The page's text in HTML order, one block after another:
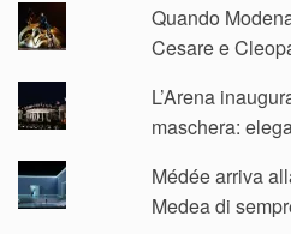
Quando
Cesare e
L’Arena
maschera:
Médée arriva
Medea di